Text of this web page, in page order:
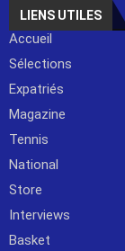
LIENS UTILES
Accueil
Sélections
Expatriés
Magazine
Tennis
National
Store
Interviews
Basket